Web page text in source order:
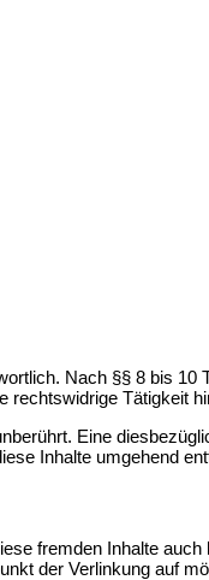
Nach §§ 8 bis
rechtswidrige Tätigkeit
Eine
Inhalte umgehend
fremden Inhalte
der Verlinkung auf